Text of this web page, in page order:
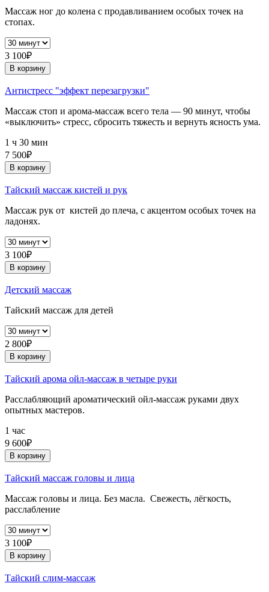
Массаж ног до колена с продавливанием особых точек на
стопах.
3 100₽
В корзину
Антистресс "эффект перезагрузки"
Массаж стоп и арома-массаж всего тела — 90 минут, чтобы
«выключить» стресс, сбросить тяжесть и вернуть ясность ума.
1 ч 30 мин
7 500₽
В корзину
Тайский массаж кистей и рук
Массаж рук от кистей до плеча, с акцентом особых точек на
ладонях.
3 100₽
В корзину
Детский массаж
Тайский массаж для детей
2 800₽
В корзину
Тайский арома ойл-массаж в четыре руки
Расслабляющий ароматический ойл-массаж руками двух
опытных мастеров.
1 час
9 600₽
В корзину
Тайский массаж головы и лица
Массаж головы и лица. Без масла. Свежесть, лёгкость,
расслабление
3 100₽
В корзину
Тайский слим-массаж